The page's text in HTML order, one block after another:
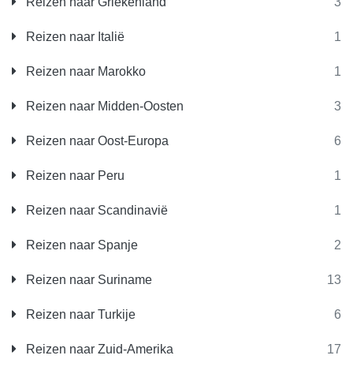
Reizen naar Italië 1
Reizen naar Marokko 1
Reizen naar Midden-Oosten 3
Reizen naar Oost-Europa 6
Reizen naar Peru 1
Reizen naar Scandinavië 1
Reizen naar Spanje 2
Reizen naar Suriname 13
Reizen naar Turkije 6
Reizen naar Zuid-Amerika 17